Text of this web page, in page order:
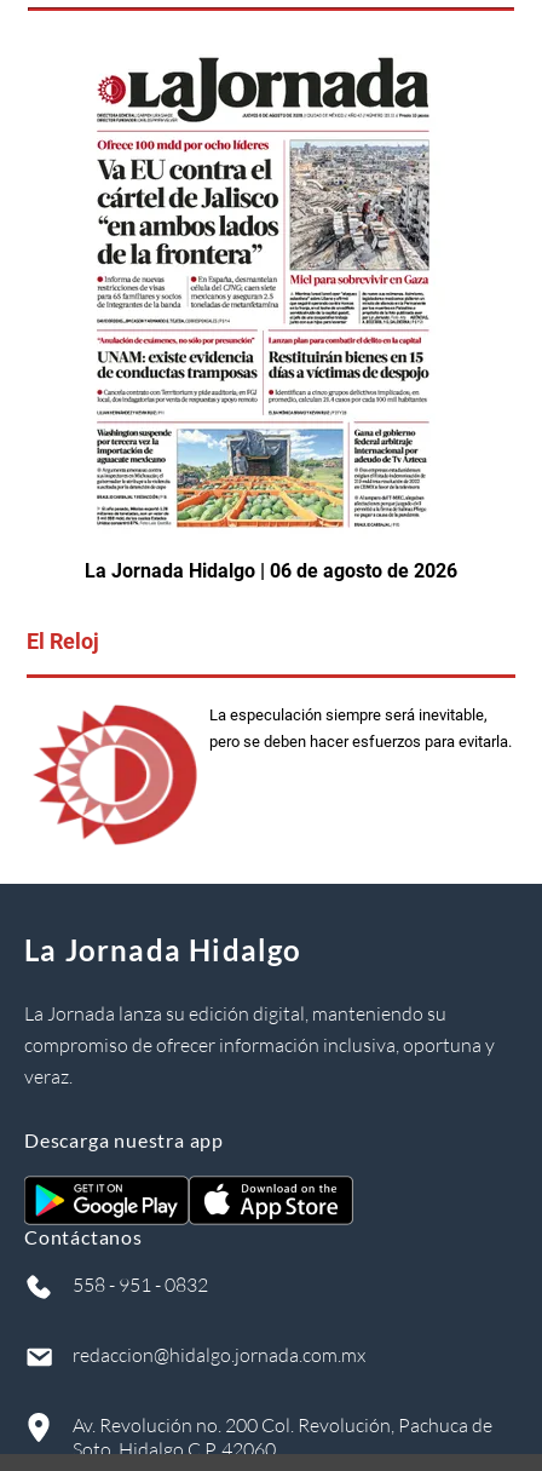
La Jornada Hidalgo | 06 de agosto de 2026
El Reloj
La especulación siempre será inevitable,
pero se deben hacer esfuerzos para evitarla.
La Jornada Hidalgo
La Jornada lanza su edición digital, manteniendo su
compromiso de ofrecer información inclusiva, oportuna y
veraz.
Descarga nuestra app
Contáctanos
558 - 951 - 0832
redaccion@hidalgo.jornada.com.mx
Av. Revolución no. 200 Col. Revolución, Pachuca de
Soto, Hidalgo C.P. 42060